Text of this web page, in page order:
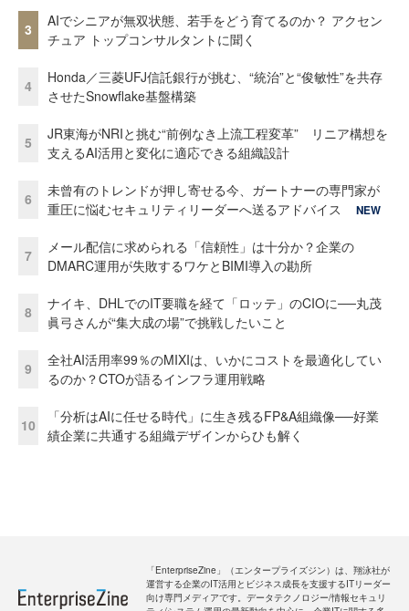
3
AIでシニアが無双状態、若手をどう育てるのか？ アクセン
チュア トップコンサルタントに聞く
4
Honda／三菱UFJ信託銀行が挑む、“統治”と“俊敏性”を共存
させたSnowflake基盤構築
5
JR東海がNRIと挑む“前例なき上流工程変革” リニア構想を
支えるAI活用と変化に適応できる組織設計
6
未曾有のトレンドが押し寄せる今、ガートナーの専門家が
重圧に悩むセキュリティリーダーへ送るアドバイス
NEW
7
メール配信に求められる「信頼性」は十分か？企業の
DMARC運用が失敗するワケとBIMI導入の勘所
8
ナイキ、DHLでのIT要職を経て「ロッテ」のCIOに──丸茂
眞弓さんが“集大成の場”で挑戦したいこと
9
全社AI活用率99％のMIXIは、いかにコストを最適化してい
るのか？CTOが語るインフラ運用戦略
10
「分析はAIに任せる時代」に生き残るFP&A組織像──好業
績企業に共通する組織デザインからひも解く
「EnterpriseZine」（エンタープライズジン）は、翔泳社が
運営する企業のIT活用とビジネス成長を支援するITリーダー
向け専門メディアです。データテクノロジー/情報セキュリ